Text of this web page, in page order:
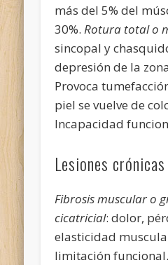
más del 5% del
30%.Rotura total o
sincopal y
depresión de la
Provoca
piel se vuelve de
Incapacidad
Lesiones crónicas
Fibrosis muscular o
cicatricial: dolor,
elasticidad
limitación